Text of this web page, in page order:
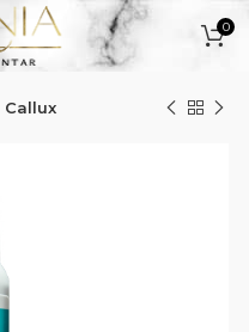
0
Callux